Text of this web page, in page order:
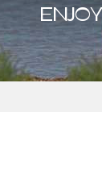
ENJOY